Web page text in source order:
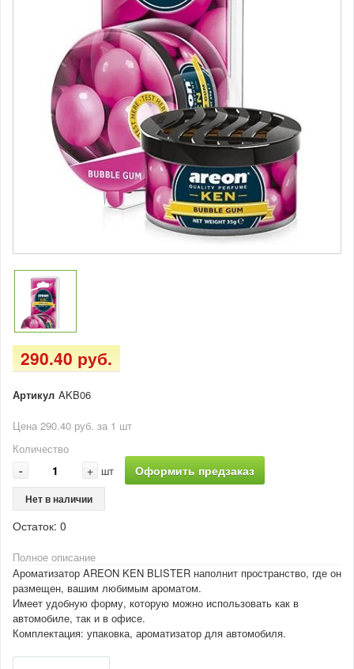
290.40 руб.
Артикул AKB06
Цена 290.40 руб. за 1 шт
Количество
- + шт Оформить предзаказ
Нет в наличии
Остаток: 0
Полное описание
Ароматизатор AREON KEN BLISTER наполнит пространство, где он
размещен, вашим любимым ароматом.
Имеет удобную форму, которую можно использовать как в
автомобиле, так и в офисе.
Комплектация: упаковка, ароматизатор для автомобиля.